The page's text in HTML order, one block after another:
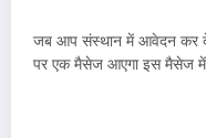
जब आप संस्थान में आवेदन कर
पर एक मैसेज आएगा इस मैसेज में